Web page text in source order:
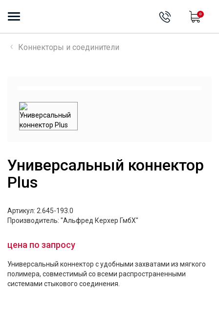
0
Коннекторы и соединители
Универсальный коннектор
Plus
Артикул: 2.645-193.0
Производитель: "Альфред Керхер ГмбХ"
цена по запросу
Универсальный коннектор с удобными захватами из мягкого
полимера, совместимый со всеми распространенными
системами стыкового соединения.